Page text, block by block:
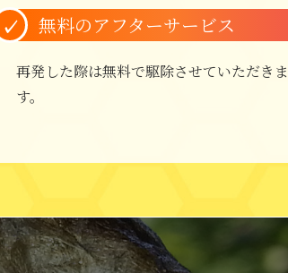
無料のアフターサービス
再発した際は無料で駆除させていただきま
す。